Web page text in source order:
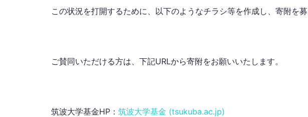
この状況を打開するために、以下のようなチラシ等を作成し、寄附を募
ご賛同いただける方は、下記URLから寄附をお願いいたします。
筑波大学基金HP： 筑波大学基金 (tsukuba.ac.jp)